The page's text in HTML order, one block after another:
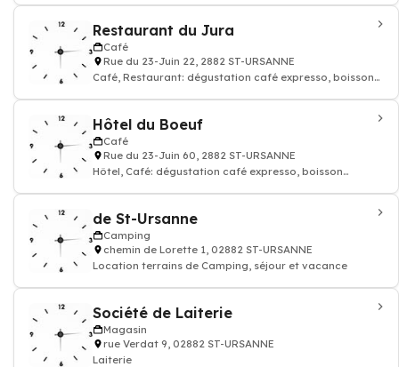
Restaurant du Jura
Café
Rue du 23-Juin 22, 2882 ST-URSANNE
Café, Restaurant: dégustation café expresso, boisson
Hôtel du Boeuf
Café
Rue du 23-Juin 60, 2882 ST-URSANNE
Hôtel, Café: dégustation café expresso, boisson
de St-Ursanne
Camping
chemin de Lorette 1, 02882 ST-URSANNE
Location terrains de Camping, séjour et vacance
Société de Laiterie
Magasin
rue Verdat 9, 02882 ST-URSANNE
Laiterie